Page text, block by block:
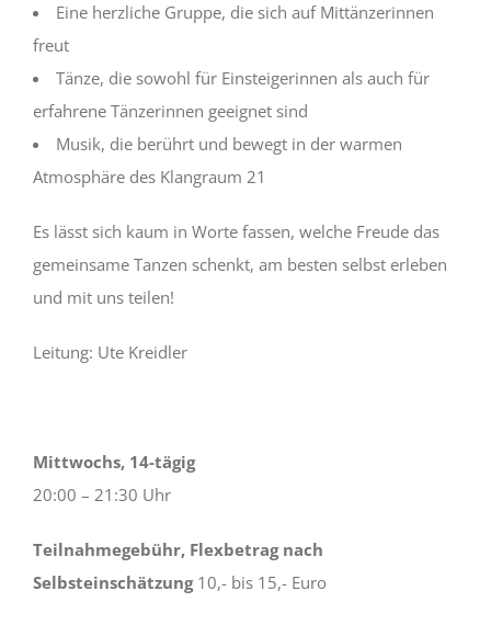
Eine herzliche Gruppe, die sich auf Mittänzerinnen
freut
Tänze, die sowohl für Einsteigerinnen als auch für
erfahrene Tänzerinnen geeignet sind
Musik, die berührt und bewegt in der warmen
Atmosphäre des Klangraum 21
Es lässt sich kaum in Worte fassen, welche Freude das
gemeinsame Tanzen schenkt, am besten selbst erleben
und mit uns teilen!
Leitung: Ute Kreidler
Mittwochs, 14-tägig
20:00 – 21:30 Uhr
Teilnahmegebühr, Flexbetrag nach
Selbsteinschätzung10,- bis 15,- Euro